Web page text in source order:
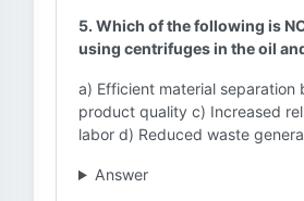
5. Which of the following is
using centrifuges in the oil
a) Efficient material separation
product quality c) Increased
labor d) Reduced waste
Answer